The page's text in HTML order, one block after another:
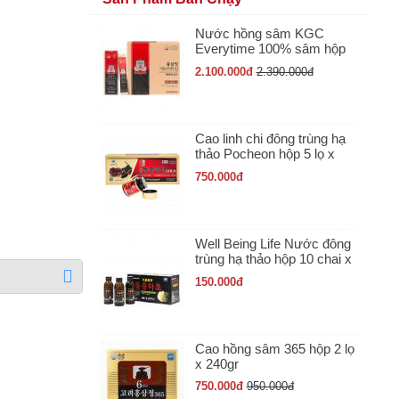
Nước hồng sâm KGC
Everytime 100% sâm hộp
30 gói x 10ml
2.100.000đ 2.390.000đ
Cao linh chi đông trùng hạ
thảo Pocheon hộp 5 lọ x
50gr
750.000đ
Well Being Life Nước đông
trùng hạ thảo hộp 10 chai x
100ml
150.000đ
Cao hồng sâm 365 hộp 2 lọ
x 240gr
750.000đ 950.000đ